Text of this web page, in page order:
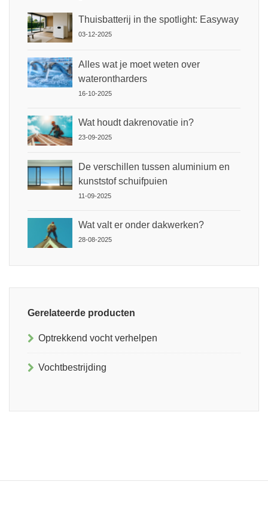
Thuisbatterij in the spotlight: Easyway
03-12-2025
Alles wat je moet weten over
waterontharders
16-10-2025
Wat houdt dakrenovatie in?
23-09-2025
De verschillen tussen aluminium en
kunststof schuifpuien
11-09-2025
Wat valt er onder dakwerken?
28-08-2025
Gerelateerde producten
Optrekkend vocht verhelpen
Vochtbestrijding